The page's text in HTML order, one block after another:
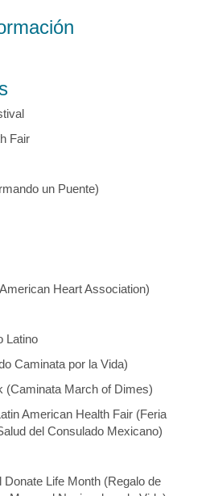
Fair
un Puente)
Heart Association)
Latino
Caminata por la Vida)
(Caminata March of Dimes)
American Health Fair (Feria
del Consulado Mexicano)
Donate Life Month (Regalo de